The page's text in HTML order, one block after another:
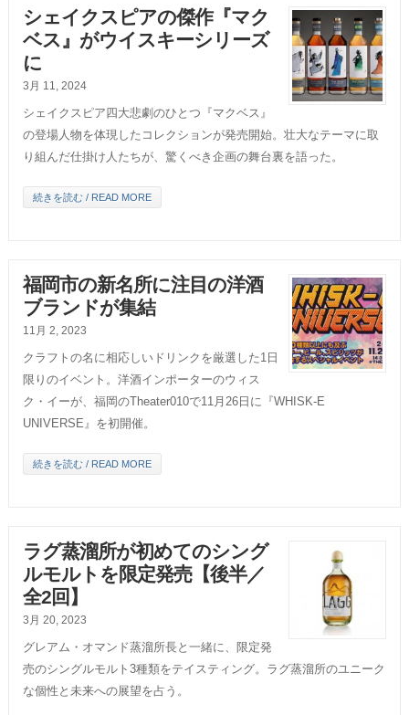
シェイクスピアの傑作『マク
ベス』がウイスキーシリーズ
に
3月 11, 2024
シェイクスピア四大悲劇のひとつ『マクベス』
の登場人物を体現したコレクションが発売開始。壮大なテーマに取
り組んだ仕掛け人たちが、驚くべき企画の舞台裏を語った。
続きを読む / READ MORE
福岡市の新名所に注目の洋酒
ブランドが集結
11月 2, 2023
クラフトの名に相応しいドリンクを厳選した1日
限りのイベント。洋酒インポーターのウィス
ク・イーが、福岡のTheater010で11月26日に『WHISK-E
UNIVERSE』を初開催。
続きを読む / READ MORE
ラグ蒸溜所が初めてのシング
ルモルトを限定発売【後半／
全2回】
3月 20, 2023
グレアム・オマンド蒸溜所長と一緒に、限定発
売のシングルモルト3種類をテイスティング。ラグ蒸溜所のユニーク
な個性と未来への展望を占う。